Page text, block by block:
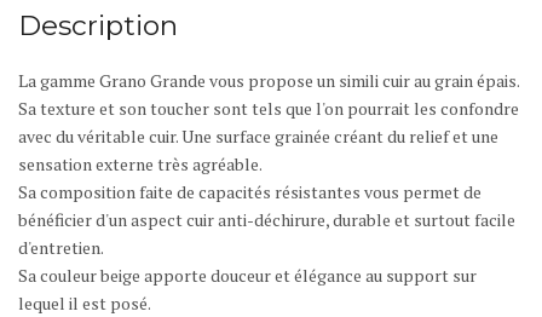
Description
La gamme Grano Grande vous propose un simili cuir au grain épais.
Sa texture et son toucher sont tels que l'on pourrait les confondre
avec du véritable cuir. Une surface grainée créant du relief et une
sensation externe très agréable.
Sa composition faite de capacités résistantes vous permet de
bénéficier d'un aspect cuir anti-déchirure, durable et surtout facile
d'entretien.
Sa couleur beige apporte douceur et élégance au support sur
lequel il est posé.